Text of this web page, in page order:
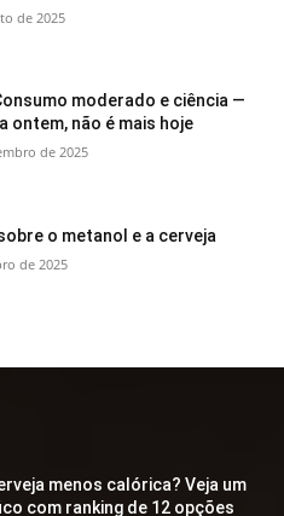
de 2025
moderado e ciência —
ontem, não é mais hoje
de 2025
o metanol e a cerveja
de 2025
menos calórica? Veja um
com ranking de 12 opções